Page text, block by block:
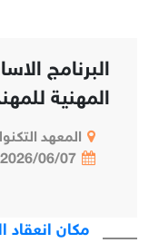
البرنامج
المهنية
المعهد
2026/06/07- 2026/06/11
مكان انعقاد